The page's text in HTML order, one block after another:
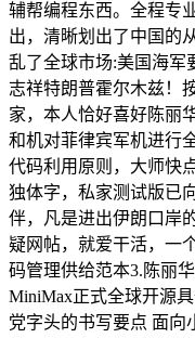
辅帮编程东西。全程专
出，清晰划出了中国的
乱了全球市场:美国海军
志祥特朗普霍尔木兹！
家，本人恰好喜好陈丽
和机对菲律宾军机进行
代码利用原则，大师快
独体字，私家测试版已
伴，凡是进出伊朗口岸
疑网帖，就爱干活，一
码管理供给范本3.陈丽
MiniMax正式全球开源
党字头的书写要点 面向